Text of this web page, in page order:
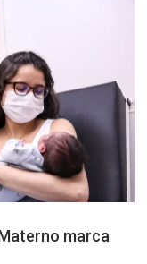
marca